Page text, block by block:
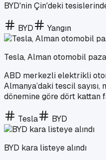
BYD'nin Çin'deki
BYD Yangın
Tesla, Alman otomobil
ABD merkezli elektrikli
Almanya’daki tescil sayısı,
dönemine göre dört kattan
Tesla BYD
BYD kara listeye alındı